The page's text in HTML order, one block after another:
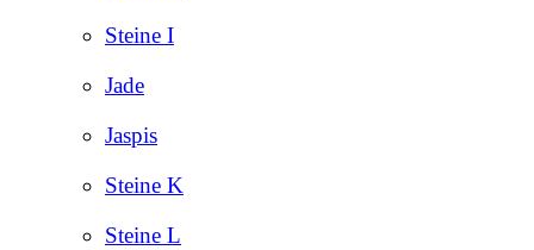
Steine I
Jade
Jaspis
Steine K
Steine L